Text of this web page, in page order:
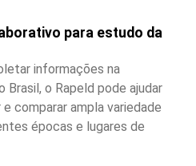
para estudo da
informações na
Brasil, o Rapeld pode ajudar
comparar ampla variedade
épocas e lugares de